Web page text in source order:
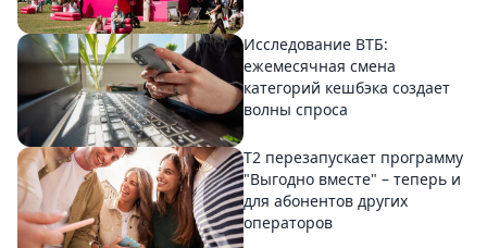
Исследование ВТБ:
ежемесячная смена
категорий кешбэка создает
волны спроса
Т2 перезапускает программу
"Выгодно вместе" – теперь и
для абонентов других
операторов